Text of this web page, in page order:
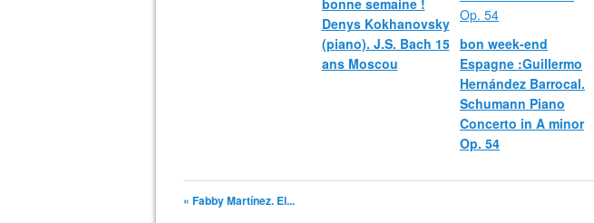
bonne semaine !
Denys Kokhanovsky
(piano). J.S. Bach 15
ans Moscou
bon week-end
Espagne :Guillermo
Hernández Barrocal.
Schumann Piano
Concerto in A minor
Op. 54
« Fabby Martínez. El...